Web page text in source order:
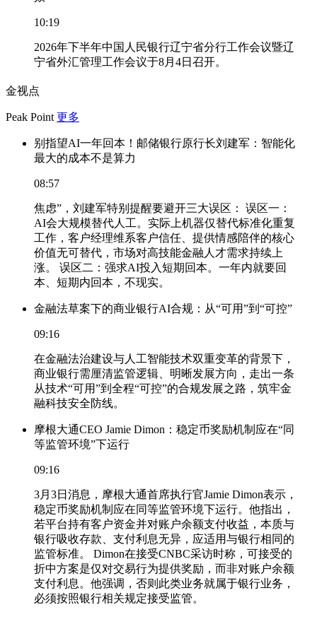
10:19
2026年下半年中国人民银行辽宁省分行工作会议暨辽
宁省外汇管理工作会议于8月4日召开。
金视点
Peak Point 更多
别指望AI一年回本！邮储银行原行长刘建军：智能化
最大的成本不是算力
08:57
焦虑”，刘建军特别提醒要避开三大误区： 误区一：
AI会大规模替代人工。实际上机器仅替代标准化重复
工作，客户经理维系客户信任、提供情感陪伴的核心
价值无可替代，市场对高技能金融人才需求持续上
涨。 误区二：强求AI投入短期回本。一年内就要回
本、短期内回本，不现实。
金融法草案下的商业银行AI合规：从“可用”到“可控”
09:16
在金融法治建设与人工智能技术双重变革的背景下，
商业银行需厘清监管逻辑、明晰发展方向，走出一条
从技术“可用”到全程“可控”的合规发展之路，筑牢金
融科技安全防线。
摩根大通CEO Jamie Dimon：稳定币奖励机制应在“同
等监管环境”下运行
09:16
3月3日消息，摩根大通首席执行官Jamie Dimon表示，
稳定币奖励机制应在同等监管环境下运行。他指出，
若平台持有客户资金并对账户余额支付收益，本质与
银行吸收存款、支付利息无异，应适用与银行相同的
监管标准。 Dimon在接受CNBC采访时称，可接受的
折中方案是仅对交易行为提供奖励，而非对账户余额
支付利息。他强调，否则此类业务就属于银行业务，
必须按照银行相关规定接受监管。